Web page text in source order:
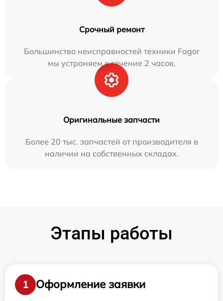
Срочный ремонт
Большинство неисправностей техники Fagor
мы устраняем в течение 2 часов.
Оригинальные запчасти
Более 20 тыс. запчастей от производителя в
наличии на собственных складах.
Этапы работы
1
Оформление заявки